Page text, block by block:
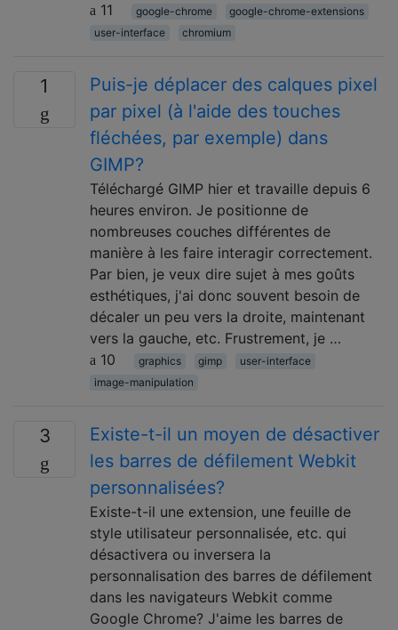
11
google-chrome
google-chrome-extensions
user-interface
chromium
1
Puis-je déplacer des calques pixel
par pixel (à l'aide des touches
fléchées, par exemple) dans
GIMP?
Téléchargé GIMP hier et travaille depuis 6
heures environ. Je positionne de
nombreuses couches différentes de
manière à les faire interagir correctement.
Par bien, je veux dire sujet à mes goûts
esthétiques, j'ai donc souvent besoin de
décaler un peu vers la droite, maintenant
vers la gauche, etc. Frustrement, je …
10
graphics gimp
user-interface
image-manipulation
3
Existe-t-il un moyen de désactiver
les barres de défilement Webkit
personnalisées?
Existe-t-il une extension, une feuille de
style utilisateur personnalisée, etc. qui
désactivera ou inversera la
personnalisation des barres de défilement
dans les navigateurs Webkit comme
Google Chrome? J'aime les barres de